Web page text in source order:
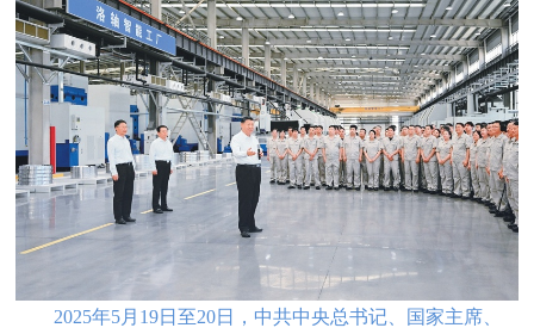
2025年5月19日至20日，中共中央总书记、国家主席、